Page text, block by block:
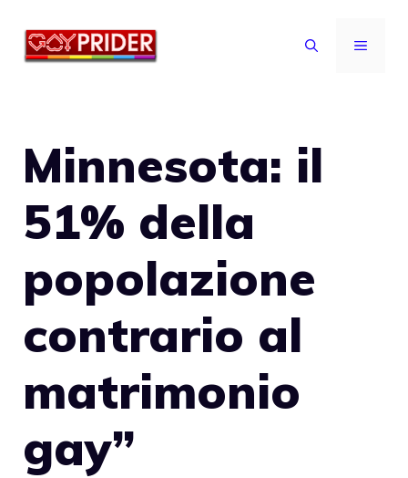
MENU
Minnesota: il
51% della
popolazione
contrario al
matrimonio
gay”